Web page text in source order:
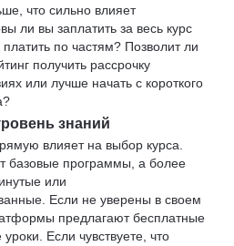
что сильно влияет
ли вы заплатить за весь курс
по частям? Позволит ли
получить рассрочку
или лучше начать с короткого
знаний
влияет на выбор курса.
базовые программы, а более
или
Если не уверены в своем
предлагают бесплатные
Если чувствуете, что